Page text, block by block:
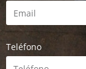
Teléfono